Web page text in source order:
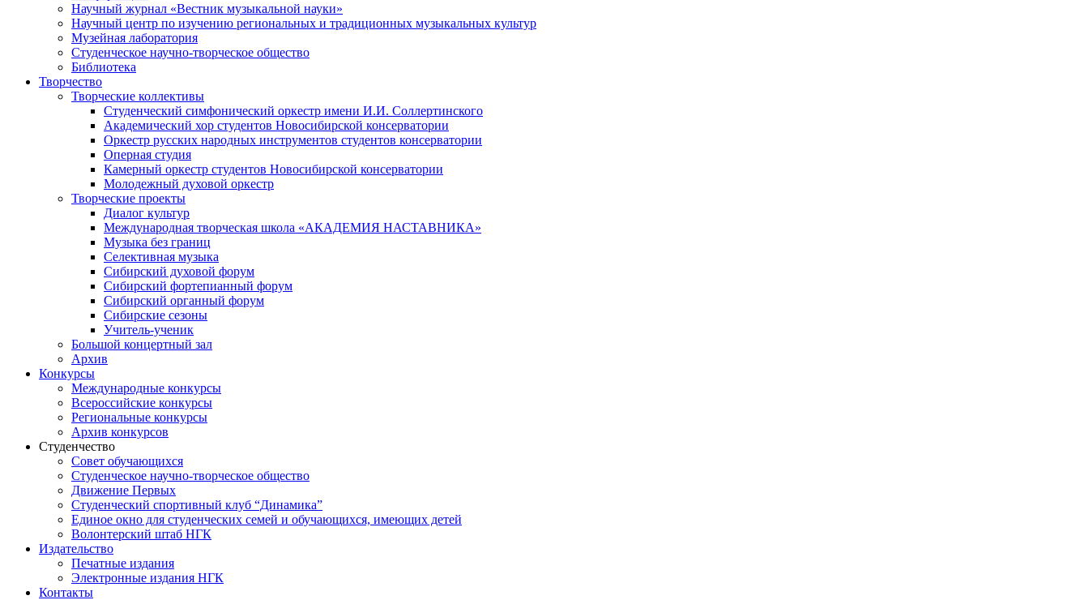
Научный журнал «Вестник музыкальной науки»
Научный центр по изучению региональных и традиционных музыкальных культур
Музейная лаборатория
Студенческое научно-творческое общество
Библиотека
Творчество
Творческие коллективы
Студенческий симфонический оркестр имени И.И. Соллертинского
Академический хор студентов Новосибирской консерватории
Оркестр русских народных инструментов студентов консерватории
Оперная студия
Камерный оркестр студентов Новосибирской консерватории
Молодежный духовой оркестр
Творческие проекты
Диалог культур
Международная творческая школа «АКАДЕМИЯ НАСТАВНИКА»
Музыка без границ
Селективная музыка
Сибирский духовой форум
Сибирский фортепианный форум
Сибирский органный форум
Сибирские сезоны
Учитель-ученик
Большой концертный зал
Архив
Конкурсы
Международные конкурсы
Всероссийские конкурсы
Региональные конкурсы
Архив конкурсов
Студенчество
Совет обучающихся
Студенческое научно-творческое общество
Движение Первых
Студенческий спортивный клуб “Динамика”
Единое окно для студенческих семей и обучающихся, имеющих детей
Волонтерский штаб НГК
Издательство
Печатные издания
Электронные издания НГК
Контакты